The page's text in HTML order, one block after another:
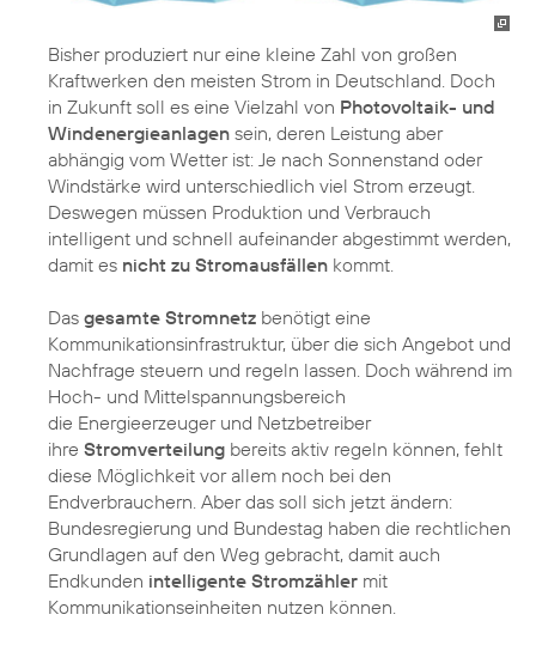
Bisher produziert nur eine kleine Zahl von großen
Kraftwerken den meisten Strom in Deutschland. Doch
in Zukunft soll es eine Vielzahl von Photovoltaik- und
Windenergieanlagen sein, deren Leistung aber
abhängig vom Wetter ist: Je nach Sonnenstand oder
Windstärke wird unterschiedlich viel Strom erzeugt.
Deswegen müssen Produktion und Verbrauch
intelligent und schnell aufeinander abgestimmt werden,
damit es nicht zu Stromausfällen kommt.
Das gesamte Stromnetz benötigt eine
Kommunikationsinfrastruktur, über die sich Angebot und
Nachfrage steuern und regeln lassen. Doch während im
Hoch- und Mittelspannungsbereich
die Energieerzeuger und Netzbetreiber
ihre Stromverteilung bereits aktiv regeln können, fehlt
diese Möglichkeit vor allem noch bei den
Endverbrauchern. Aber das soll sich jetzt ändern:
Bundesregierung und Bundestag haben die rechtlichen
Grundlagen auf den Weg gebracht, damit auch
Endkunden intelligente Stromzähler mit
Kommunikationseinheiten nutzen können.